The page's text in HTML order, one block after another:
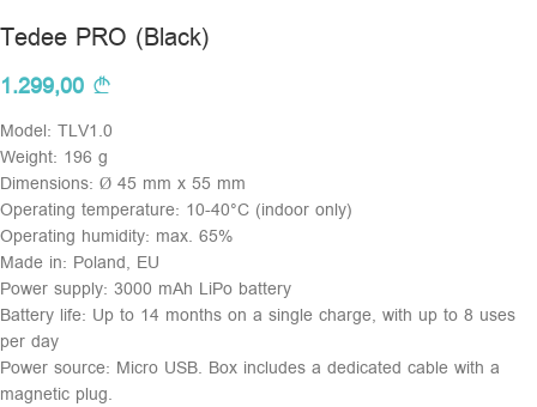
Tedee PRO (Black)
1.299,00
Model: TLV1.0
Weight: 196 g
Dimensions: Ø 45 mm x 55 mm
Operating temperature: 10-40°C (indoor only)
Operating humidity: max. 65%
Made in: Poland, EU
Power supply: 3000 mAh LiPo battery
Battery life: Up to 14 months on a single charge, with up to 8 uses
per day
Power source: Micro USB. Box includes a dedicated cable with a
magnetic plug.